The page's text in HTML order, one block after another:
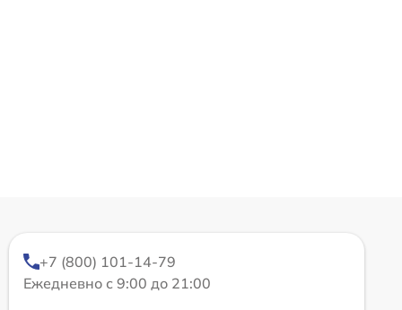
+7 (800) 101-14-79
Ежедневно с 9:00 до 21:00